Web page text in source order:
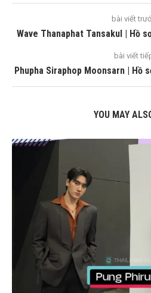
bài viết
Wave Thanaphat Tansakul | Hồ
bài viết
Phupha Siraphop Moonsarn | Hồ
YOU MAY